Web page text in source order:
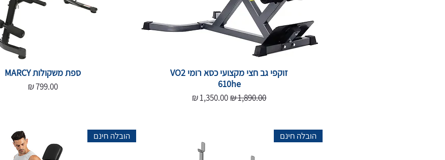
זוקפי גב חצי מקצועי כסא רומי VO2
610he
מחיר רגיל‏1,890.00 ‏₪ מחיר מבצע
ספת משקולות MARCY
מחיר‏799.00 ‏₪
הובלה חינם הובלה חינם